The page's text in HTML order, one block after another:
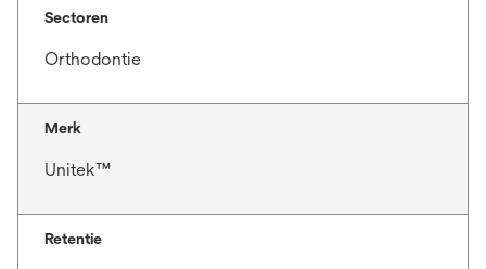
Sectoren
Orthodontie
Merk
Unitek™
Retentie